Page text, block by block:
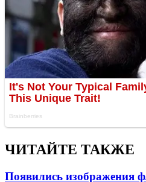
ЧИТАЙТЕ ТАКЖЕ
Появились изображения